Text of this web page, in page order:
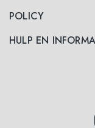
POLICY
HULP EN